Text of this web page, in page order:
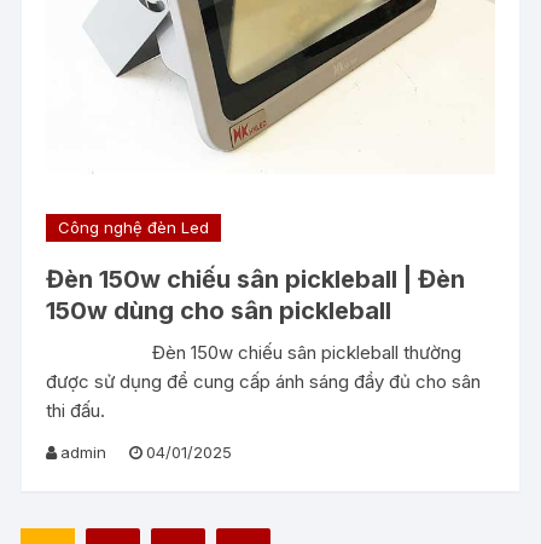
Công nghệ đèn Led
Đèn 150w chiếu sân pickleball | Đèn
150w dùng cho sân pickleball
Đèn 150w chiếu sân pickleball thường
được sử dụng để cung cấp ánh sáng đầy đủ cho sân
thi đấu.
admin 04/01/2025